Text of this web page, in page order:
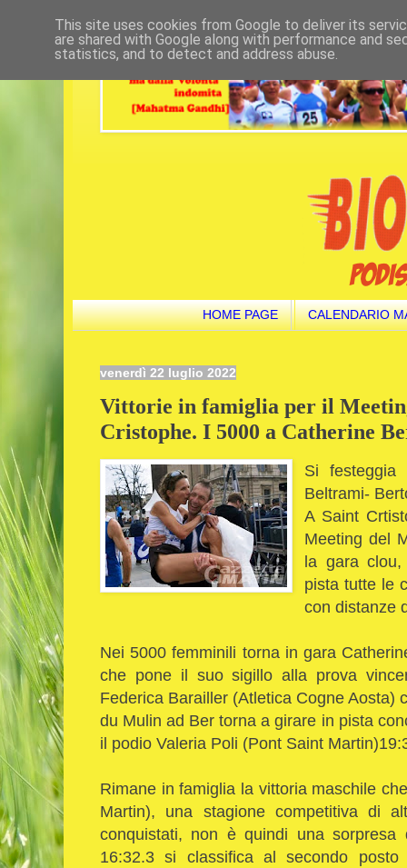
HOME PAGE CALENDARIO
venerdì 22 luglio 2022
Vittorie in famiglia per il
Cristophe. I 5000 a Catherine
Si festeggia
Beltrami-
A Saint
Meeting del
la gara
pista tutte le
con distanze
Nei 5000 femminili torna in gara
che pone il suo sigillo alla prova
Federica Barailler (Atletica Cogne Aosta)
du Mulin ad Ber torna a girare in pista
il podio Valeria Poli (Pont Saint
Rimane in famiglia la vittoria maschile
Martin), una stagione competitiva di
conquistati, non è quindi una
16:32.3 si classifica al secondo posto
This site uses cookies from Google to deliver its
are shared with Google along with performance and
statistics, and to detect and address abuse.